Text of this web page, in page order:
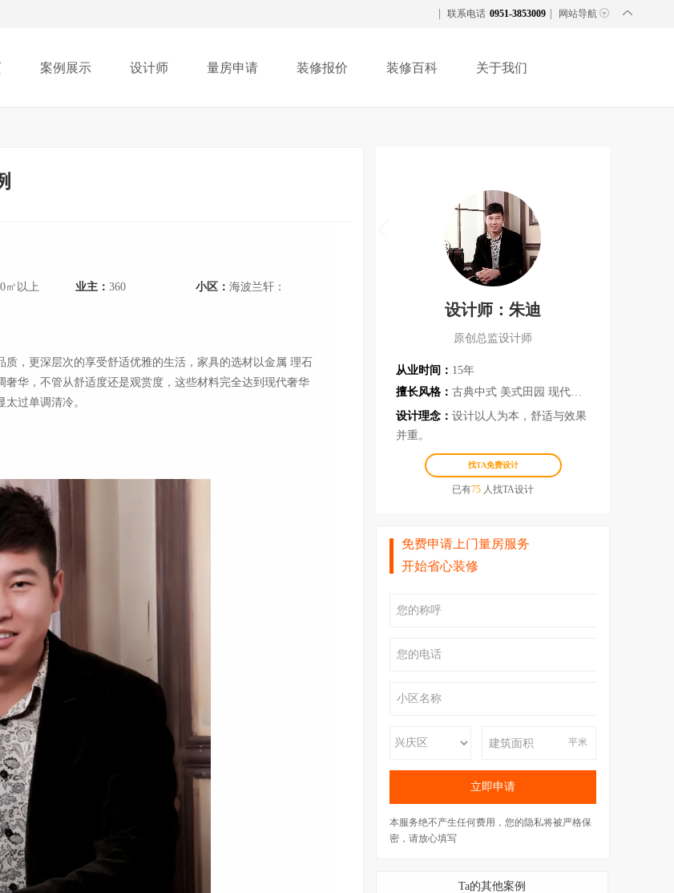
联系电话 0951-3853009 网站导航
案例展示 设计师 量房申请 装修报价 装修百科 关于我们
㎡以上 业主： 360 小区： 海波兰轩：
，更深层次的享受舒适优雅的生活，家具的选材以金属 理石
华，不管从舒适度还是观赏度，这些材料完全达到现代奢华
过单调清冷。
设计师：朱迪
原创总监设计师
从业时间： 15年
擅长风格： 古典中式 美式田园 现代轻奢 港式 欧式
设计理念： 设计以人为本，舒适与效果
并重。
找TA免费设计
已有75 人找TA设计
免费申请上门量房服务
开始省心装修
平米
本服务绝不产生任何费用，您的隐私将被严格保
密，请放心填写
Ta的其他案例